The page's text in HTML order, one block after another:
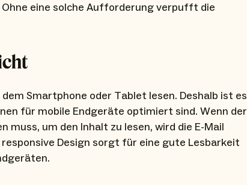
eine solche Aufforderung verpufft die
Smartphone oder Tablet lesen. Deshalb ist es
für mobile Endgeräte optimiert sind. Wenn der
muss, um den Inhalt zu lesen, wird die E-Mail
Design sorgt für eine gute Lesbarkeit